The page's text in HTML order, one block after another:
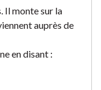
Il monte sur la
auprès de
en disant :